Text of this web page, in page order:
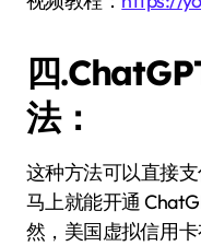
四
法：
这种方法可以直接
马上就能开通
然，美国虚拟信用